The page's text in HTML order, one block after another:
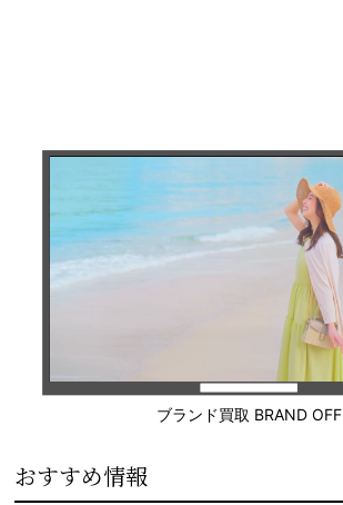
ブランド買取 BRAND OFF
おすすめ情報